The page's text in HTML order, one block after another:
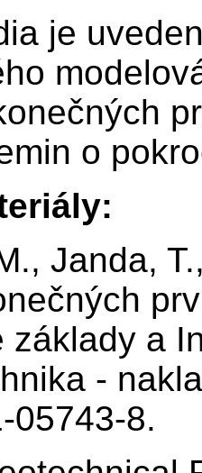
je
o
Janda,
základy a
-
05743-8.